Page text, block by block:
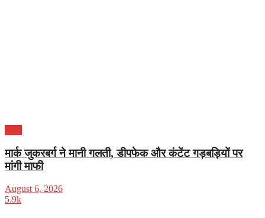
मार्क जुकरबर्ग ने मानी गलती, डीपफेक और कंटेंट गड़बड़ियों पर
मांगी माफी
August 6, 2026
5.9k